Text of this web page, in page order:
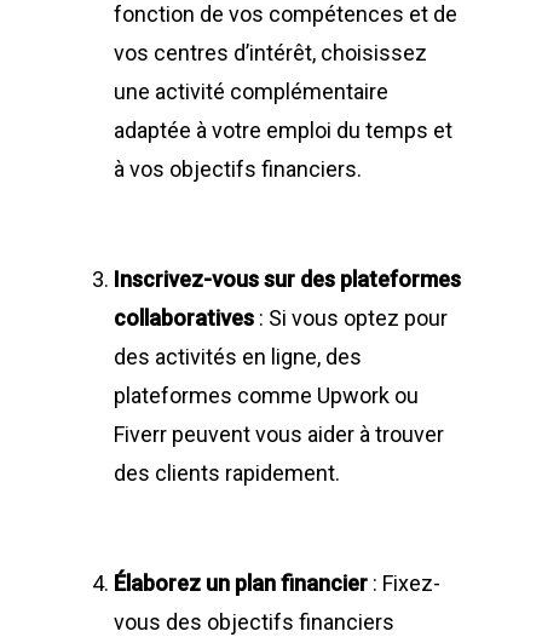
fonction de vos compétences et de
vos centres d’intérêt, choisissez
une activité complémentaire
adaptée à votre emploi du temps et
à vos objectifs financiers.
Inscrivez-vous sur des plateformes
collaboratives : Si vous optez pour
des activités en ligne, des
plateformes comme Upwork ou
Fiverr peuvent vous aider à trouver
des clients rapidement.
Élaborez un plan financier : Fixez-
vous des objectifs financiers